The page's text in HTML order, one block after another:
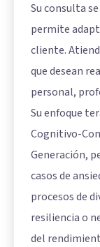
Su consulta
permite
cliente.
que desean
personal,
Su enfoque
Cognitivo-
Generación,
casos de
procesos de
resiliencia o
del